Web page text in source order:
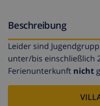
Beschreibung
Leider sind
unter/bis einschließlich
Ferienunterkunft nicht